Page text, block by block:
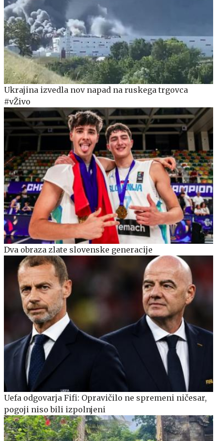
Ukrajina izvedla nov napad na ruskega trgovca
#vŽivo
Dva obraza zlate slovenske generacije
Uefa odgovarja Fifi: Opravičilo ne spremeni ničesar,
pogoji niso bili izpolnjeni